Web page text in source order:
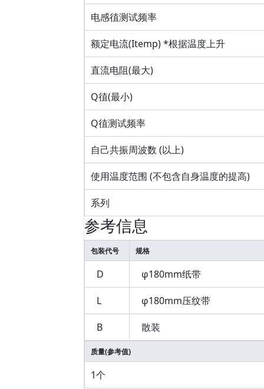
电感徝测试频率
额定电流(Itemp) *根据温度上升
直流电阻(最大)
Q徝(最小)
Q徝测试频率
自己共振周波数 (以上)
使用温度范围 (不包含自身温度的提高)
系列
参考信息
包装代号 规格
D φ180mm纸带
L φ180mm压纹带
B 散装
质量(参考值)
1个